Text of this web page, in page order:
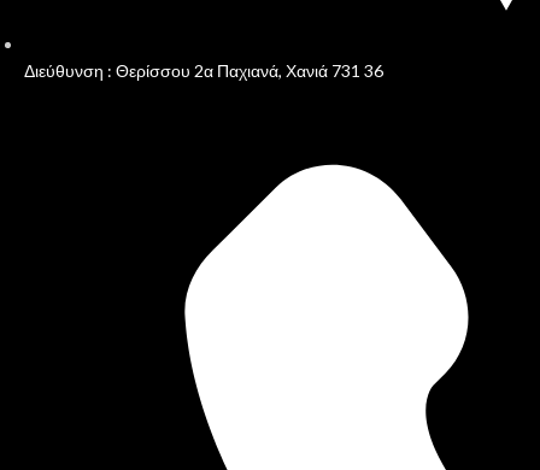
Διεύθυνση : Θερίσσου 2α Παχιανά, Χανιά 731 36